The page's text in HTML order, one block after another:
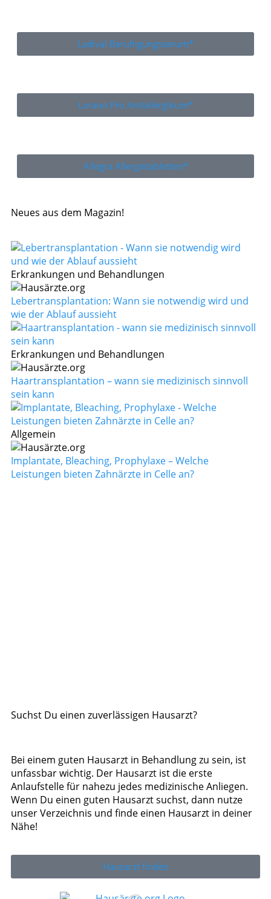
Ladival Beruhigungsserum*
Lorano Pro Antiallergikum*
Allegra Allergietabletten*
Neues aus dem Magazin!
Erkrankungen und Behandlungen
Lebertransplantation: Wann sie notwendig wird und
wie der Ablauf aussieht
Erkrankungen und Behandlungen
Haartransplantation – wann sie medizinisch sinnvoll
sein kann
Allgemein
Implantate, Bleaching, Prophylaxe – Welche
Leistungen bieten Zahnärzte in Celle an?
Suchst Du einen zuverlässigen Hausarzt?
Bei einem guten Hausarzt in Behandlung zu sein, ist
unfassbar wichtig. Der Hausarzt ist die erste
Anlaufstelle für nahezu jedes medizinische Anliegen.
Wenn Du einen guten Hausarzt suchst, dann nutze
unser Verzeichnis und finde einen Hausarzt in deiner
Nähe!
Hausarzt finden